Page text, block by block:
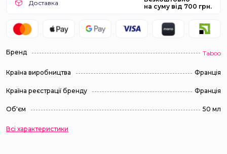
Доставка
на суму від 700 грн.
Бренд Taboo
Країна виробництва Франція
Країна реєстрації бренду Франція
Об'єм 50 мл
Всі характеристики